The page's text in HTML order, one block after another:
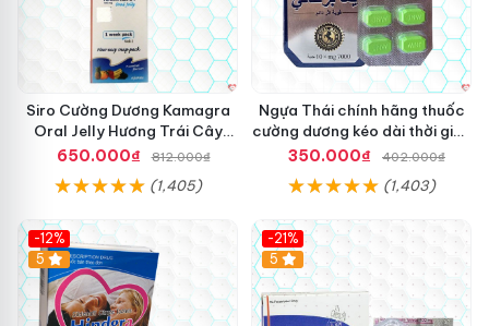
Siro Cường Dương Kamagra
Oral Jelly Hương Trái Cây
Một Hộp 7 Gói 100g
650.000₫ 812.000₫
(1,405)
Ngựa Thái chính hãng thuốc
cường dương kéo dài thời gian
cho Nam hộp 10 viên
350.000₫ 402.000₫
(1,403)
-12%
5
-21%
5